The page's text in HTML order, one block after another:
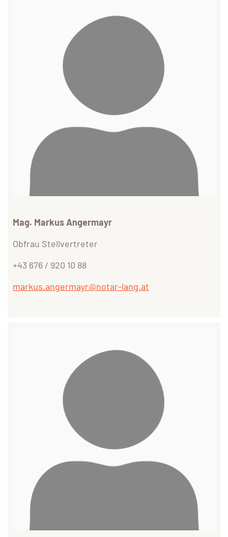
Mag. Markus Angermayr
Obfrau Stellvertreter
+43 676 / 920 10 88
markus.angermayr@notar-lang.at